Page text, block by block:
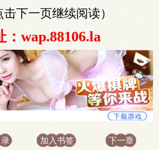
下一页继续阅读）
：wap.88106.la
加入书签 下一章